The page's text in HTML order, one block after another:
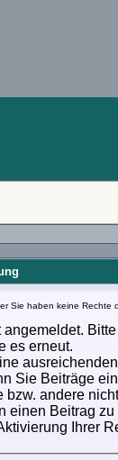
Sie haben keine
angemeldet.
es erneut.
Sie Beiträge
bzw. andere
einen Beitrag
Ihrer